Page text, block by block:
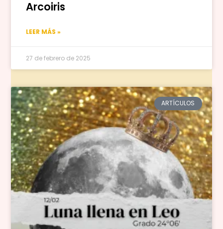
Arcoiris
LEER MÁS »
27 de febrero de 2025
ARTÍCULOS